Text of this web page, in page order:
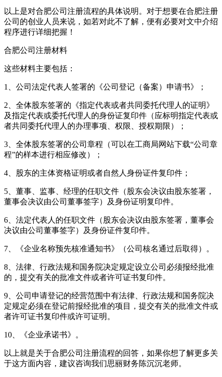
以上是对合肥公司注册流程的具体说明。对于想要在合肥注册
公司的创业人员来说，如若对此不了解，便有必要对文中介绍
程序进行详细把握！
合肥公司注册材料
这些材料主要包括：
1、公司法定代表人签署的《公司登记（备案）申请书》；
2、全体股东签署的《指定代表或者共同委托代理人的证明》
及指定代表或委托代理人的身份证复印件（应标明指定代表或
者共同委托代理人的办理事项、权限、授权期限）；
3、全体股东签署的公司章程（可以在工商局网站下载“公司章
程”的样本进行相应修改）；
4、股东的主体资格证明或者自然人身份证件复印件；
5、董事、监事、经理的任职文件（股东会决议由股东签署，
董事会决议由公司董事签字）及身份证明复印件。
6、法定代表人的任职文件（股东会决议由股东签署，董事会
决议由公司董事签字）及身份证件复印件。
7、《企业名称预先核准通知书》（公司核名通过后取得）。
8、法律、行政法规和国务院决定规定设立公司必须报经批准
的，提交有关的批准文件或者许可证书复印件。
9、公司申请登记的经营范围中有法律、行政法规和国务院决
定规定必须在登记前报经批准的项目，提交有关的批准文件或
者许可证书复印件或许可证明。
10、《企业承诺书》。
以上就是关于合肥公司注册流程的回答，如果你想了解更多关
于这方面内容，建议咨询我们思丽财务陈沉沉老师。